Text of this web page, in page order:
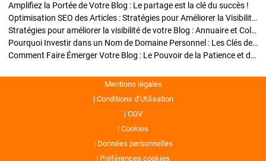
Amplifiez la Portée de Votre Blog : Le partage est la clé du succès !
Optimisation SEO des Articles : Stratégies pour Améliorer la Visibilité de Votre Blog
Stratégies pour améliorer la visibilité de votre Blog : Annuaire et Collaborations
Pourquoi Investir dans un Nom de Domaine Personnel : Les Clés de la Réussite de Votre Blog
Comment Faire Émerger Votre Blog : Le Pouvoir de la Patience et de la Persévérance
Mentions légales
Conditions d’Utilisation
CGV
Cookies
Données personnelles
Préférences cookies